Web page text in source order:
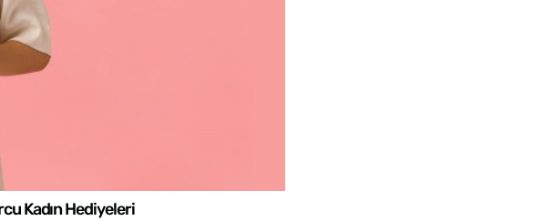
Kadın Hediyeleri